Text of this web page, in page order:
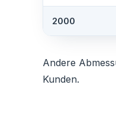
2000
Andere
Kunden.